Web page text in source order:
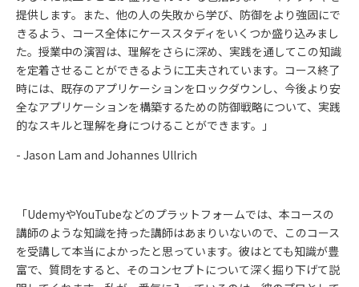
提供します。また、他の人の失敗から学び、防御をより強固にで
きるよう、コース全体にケーススタディをいくつか盛り込みまし
た。授業中の演習は、理解をさらに深め、実践を通してこの知識
を定着させることができるように工夫されています。コース終了
時には、既存のアプリケーションをロックダウンし、今後より安
全なアプリケーションを構築するための防御戦略について、実践
的なスキルと理解を身につけることができます。」
- Jason Lam and Johannes Ullrich
「UdemyやYouTubeなどのプラットフォームでは、本コースの
講師のような知識を持った講師はあまりいないので、このコース
を受講して本当によかったと思っています。彼はとても知識が豊
富で、質問をすると、そのコンセプトについて深く掘り下げて説